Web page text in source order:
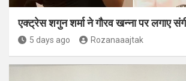
एक्ट्रेस शगुन शर्मा ने गौरव खन्ना पर लगाए
5 days ago Rozanaaajtak